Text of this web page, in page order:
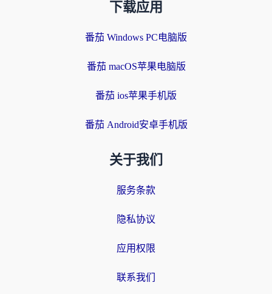
下载应用
番茄 Windows PC电脑版
番茄 macOS苹果电脑版
番茄 ios苹果手机版
番茄 Android安卓手机版
关于我们
服务条款
隐私协议
应用权限
联系我们